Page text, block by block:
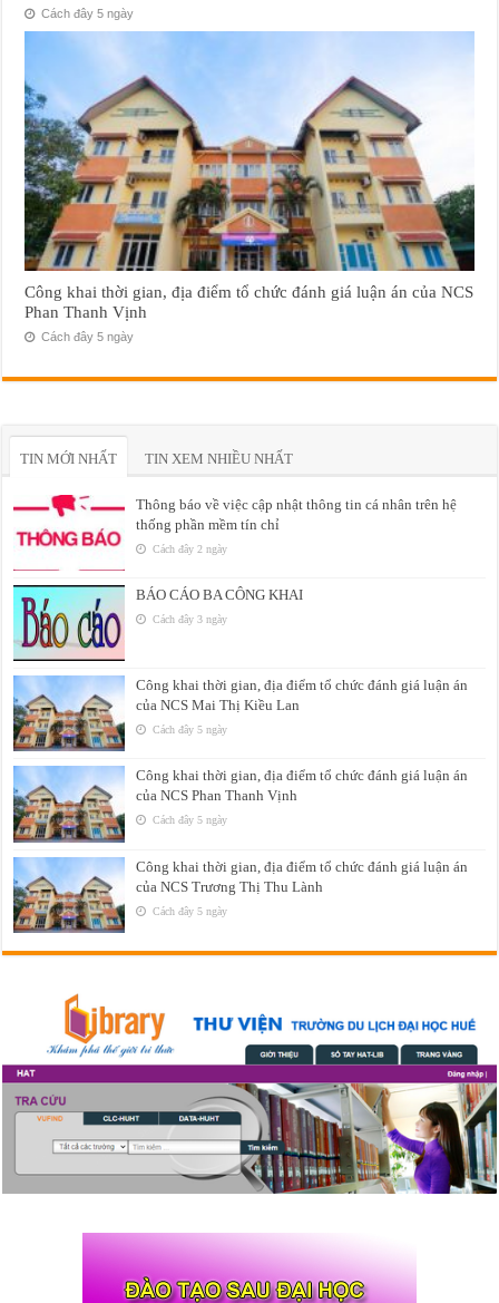
Cách đây 5 ngày
Công khai thời gian, địa điểm tổ chức đánh giá luận án của NCS
Phan Thanh Vịnh
Cách đây 5 ngày
TIN MỚI NHẤT TIN XEM NHIỀU NHẤT
Thông báo về việc cập nhật thông tin cá nhân trên hệ
thống phần mềm tín chỉ
Cách đây 2 ngày
BÁO CÁO BA CÔNG KHAI
Cách đây 3 ngày
Công khai thời gian, địa điểm tổ chức đánh giá luận án
của NCS Mai Thị Kiều Lan
Cách đây 5 ngày
Công khai thời gian, địa điểm tổ chức đánh giá luận án
của NCS Phan Thanh Vịnh
Cách đây 5 ngày
Công khai thời gian, địa điểm tổ chức đánh giá luận án
của NCS Trương Thị Thu Lành
Cách đây 5 ngày